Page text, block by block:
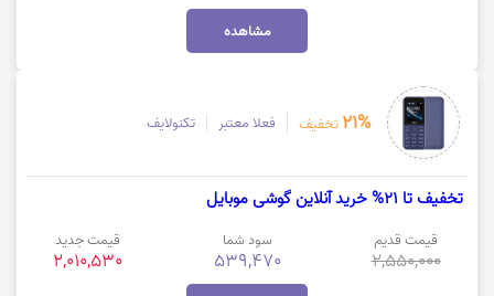
مشاهده
21% تخفیف فعلا معتبر تکنولایف
تخفیف تا 21% خرید آنلاین گوشی موبایل
قیمت قدیم
2,550,000
سود شما
539,470
قیمت جدید
2,010,530